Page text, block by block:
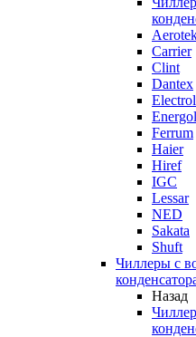
Carrier
Clint
Dantex
Ferrum
Haier
Hiref
IGC
Lessar
NED
Sakata
Shuft
Чиллеры с
Назад